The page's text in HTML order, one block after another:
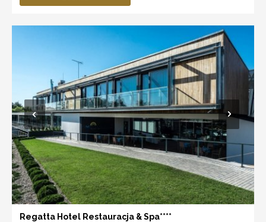
Regatta Hotel Restauracja & Spa****